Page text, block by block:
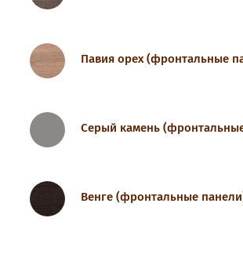
Павия орех (фронтальные
Серый камень
Венге (фронтальные